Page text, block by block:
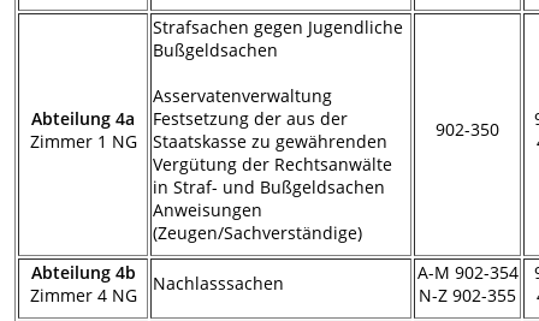
Abteilung 4a
Zimmer 1 NG
Strafsachen gegen Jugendliche
Bußgeldsachen
Asservatenverwaltung
Festsetzung der aus der
Staatskasse zu gewährenden
Vergütung der Rechtsanwälte
in Straf- und Bußgeldsachen
Anweisungen
(Zeugen/Sachverständige)
902-350
Abteilung 4b
Zimmer 4 NG
Nachlasssachen
A-M 902-354
N-Z 902-355